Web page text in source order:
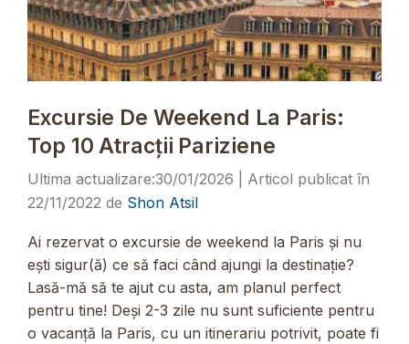
Excursie De Weekend La Paris:
Top 10 Atracții Pariziene
30/01/2026
22/11/2022 de Shon Atsil
Ai rezervat o excursie de weekend la Paris și nu
ești sigur(ă) ce să faci când ajungi la destinație?
Lasă-mă să te ajut cu asta, am planul perfect
pentru tine! Deși 2-3 zile nu sunt suficiente pentru
o vacanță la Paris, cu un itinerariu potrivit, poate fi